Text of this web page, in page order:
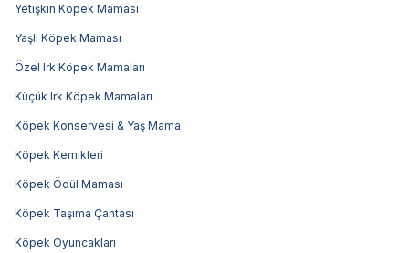
Yetişkin Köpek Maması
Yaşlı Köpek Maması
Özel Irk Köpek Mamaları
Küçük Irk Köpek Mamaları
Köpek Konservesi & Yaş Mama
Köpek Kemikleri
Köpek Ödül Maması
Köpek Taşıma Çantası
Köpek Oyuncakları